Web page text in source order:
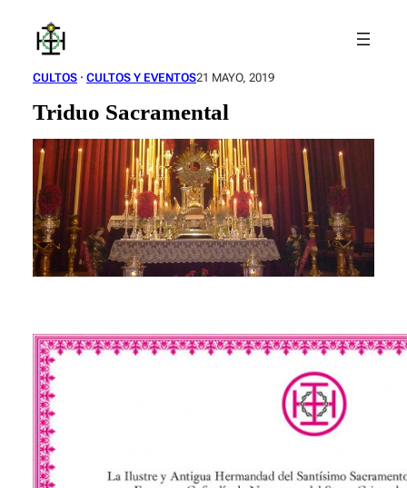
contenido
CULTOS · CULTOS Y EVENTOS21 MAYO, 2019
Triduo Sacramental